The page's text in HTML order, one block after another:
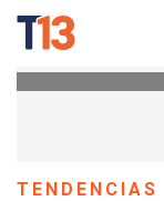
TENDENCIAS